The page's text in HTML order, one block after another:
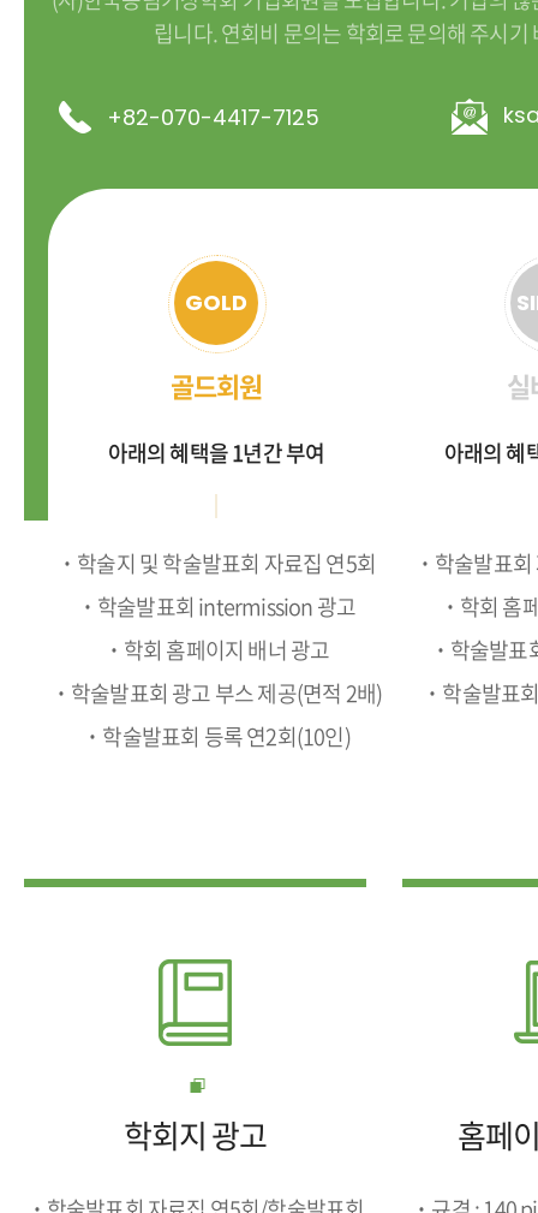
립니다. 연회비 문의는 학회로 문의해 주시기
+82-070-4417-7125
GOLD
골드회원
아래의 혜택을 1년간 부여
˙학술지 및 학술발표회 자료집 연5회
˙학술발표회 intermission 광고
˙학회 홈페이지 배너 광고
˙학술발표회 광고 부스 제공(면적 2배)
˙학술발표회 등록 연2회(10인)
실
아래의 혜
˙학술발표회
˙학회 홈
˙학술발표
˙학술발표
학회지 광고 홈페